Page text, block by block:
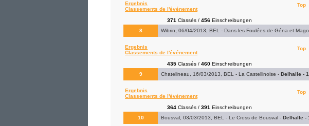
Ergebnis
Classements de l'événement
371 Classés / 456 Einschreibungen
Top
8 Wibrin, 06/04/2013, BEL - Dans les Foulées de Géna et
Ergebnis
Classements de l'événement
435 Classés / 460 Einschreibungen
Top
9 Chatelineau, 16/03/2013, BEL - La Castellinoise - Delhalle -
Ergebnis
Classements de l'événement
364 Classés / 391 Einschreibungen
Top
10 Bousval, 03/03/2013, BEL - Le Cross de Bousval - Delhalle -